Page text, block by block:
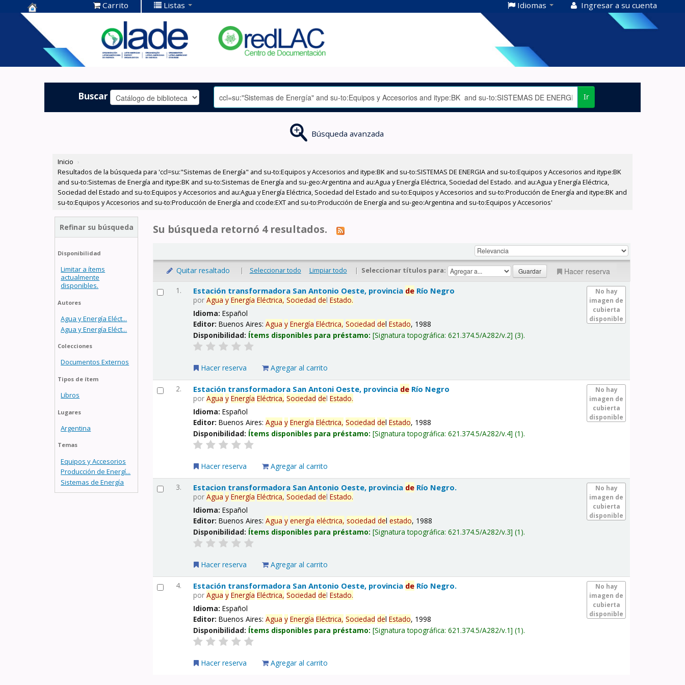
Centro de
Documentación
OLADE -
Carrito Listas Idiomas Ingresar a su cuenta
Buscar Ir
Búsqueda avanzada
Inicio ›
Resultados de la búsqueda para 'ccl=su:"Sistemas de Energía" and su-to:Equipos y Accesorios and itype:BK and su-to:SISTEMAS DE ENERGIA and su-to:Equipos y Accesorios and itype:BK
and su-to:Sistemas de Energía and itype:BK and su-to:Sistemas de Energía and su-geo:Argentina and au:Agua y Energía Eléctrica, Sociedad del Estado. and au:Agua y Energía Eléctrica,
Sociedad del Estado and su-to:Equipos y Accesorios and au:Agua y Energía Eléctrica, Sociedad del Estado and su-to:Equipos y Accesorios and su-to:Producción de Energía and itype:BK and
su-to:Equipos y Accesorios and su-to:Producción de Energía and ccode:EXT and su-to:Producción de Energía and su-geo:Argentina and su-to:Equipos y Accesorios'
Refinar su búsqueda
Disponibilidad
Limitar a ítems
actualmente
disponibles.
Autores
Agua y Energía Eléct...
Agua y Energía Eléct...
Colecciones
Documentos Externos
Tipos de ítem
Libros
Lugares
Argentina
Temas
Equipos y Accesorios
Producción de Energí...
Sistemas de Energía
Su búsqueda retornó 4 resultados.
Quitar resaltado | Seleccionar todo Limpiar todo | Seleccionar títulos para: Hacer reserva
1.
No hay
imagen de
cubierta
disponible
Estación transformadora San Antonio Oeste, provincia de Río Negro
porAgua y Energía Eléctrica, Sociedad delEstado.
Idioma:Español
Editor:Buenos Aires:Agua y Energía Eléctrica, Sociedad delEstado, 1988
Disponibilidad: Ítems disponibles para préstamo: Signatura topográfica:621.374.5/A282/v.2 (3).
Hacer reserva Agregar al carrito
2.
No hay
imagen de
cubierta
disponible
Estación transformadora San Antoni Oeste, provincia de Río Negro
porAgua y Energía Eléctrica, Sociedad delEstado.
Idioma:Español
Editor:Buenos Aires:Agua y Energía Eléctrica, Sociedad delEstado, 1988
Disponibilidad: Ítems disponibles para préstamo: Signatura topográfica:621.374.5/A282/v.4 (1).
Hacer reserva Agregar al carrito
3.
No hay
imagen de
cubierta
disponible
Estacion transformadora San Antonio Oeste, provincia de Río Negro.
porAgua y Energía Eléctrica, Sociedad delEstado.
Idioma:Español
Editor:Buenos Aires:Agua y energía eléctrica, sociedad delestado, 1988
Disponibilidad: Ítems disponibles para préstamo: Signatura topográfica:621.374.5/A282/v.3 (1).
Hacer reserva Agregar al carrito
4.
No hay
imagen de
cubierta
disponible
Estación transformadora San Antonio Oeste, provincia de Río Negro.
porAgua y Energía Eléctrica, Sociedad delEstado.
Idioma:Español
Editor:Buenos Aires:Agua y Energía Eléctrica, Sociedad delEstado, 1998
Disponibilidad: Ítems disponibles para préstamo: Signatura topográfica:621.374.5/A282/v.1 (1).
Hacer reserva Agregar al carrito